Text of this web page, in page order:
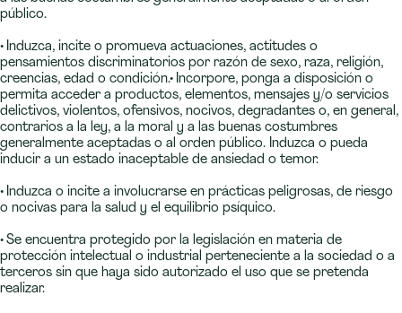
público.
• Induzca, incite o promueva actuaciones, actitudes o
pensamientos discriminatorios por razón de sexo, raza, religión,
creencias, edad o condición.• Incorpore, ponga a disposición o
permita acceder a productos, elementos, mensajes y/o servicios
delictivos, violentos, ofensivos, nocivos, degradantes o, en general,
contrarios a la ley, a la moral y a las buenas costumbres
generalmente aceptadas o al orden público. Induzca o pueda
inducir a un estado inaceptable de ansiedad o temor.
• Induzca o incite a involucrarse en prácticas peligrosas, de riesgo
o nocivas para la salud y el equilibrio psíquico.
• Se encuentra protegido por la legislación en materia de
protección intelectual o industrial perteneciente a la sociedad o a
terceros sin que haya sido autorizado el uso que se pretenda
realizar.